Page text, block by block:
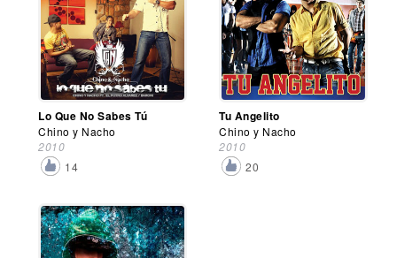
Lo Que No Sabes Tú
Chino y Nacho
2010
14
Tu Angelito
Chino y Nacho
2010
20